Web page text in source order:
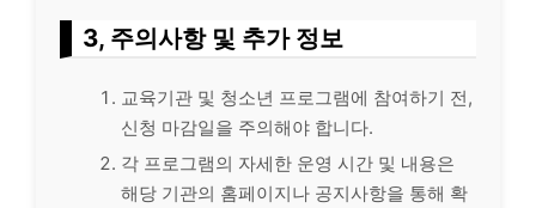
3, 주의사항 및 추가 정보
교육기관 및 청소년 프로그램에 참여하기 전,
신청 마감일을 주의해야 합니다.
각 프로그램의 자세한 운영 시간 및 내용은
해당 기관의 홈페이지나 공지사항을 통해 확